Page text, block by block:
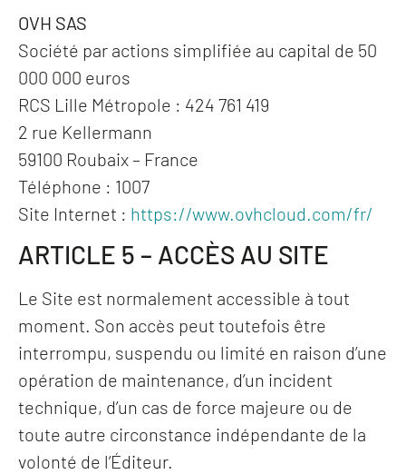
OVH SAS
Société par actions simplifiée au capital de 50
000 000 euros
RCS Lille Métropole : 424 761 419
2 rue Kellermann
59100 Roubaix – France
Téléphone : 1007
Site Internet : https://www.ovhcloud.com/fr/
ARTICLE 5 – ACCÈS AU SITE
Le Site est normalement accessible à tout
moment. Son accès peut toutefois être
interrompu, suspendu ou limité en raison d’une
opération de maintenance, d’un incident
technique, d’un cas de force majeure ou de
toute autre circonstance indépendante de la
volonté de l’Éditeur.